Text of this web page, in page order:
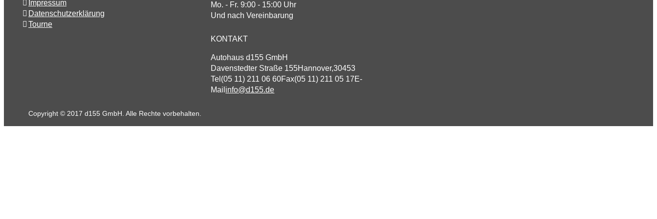
Impressum
Datenschutzerklärung
Tourne
Mo. - Fr. 9:00 - 15:00 Uhr
Und nach Vereinbarung
KONTAKT
Autohaus d155 GmbH
Davenstedter Straße 155Hannover,30453
Tel (05 11) 211 06 60Fax(05 11) 211 05 17E-
Mail info@d155.de
Copyright © 2017 d155 GmbH. Alle Rechte vorbehalten.